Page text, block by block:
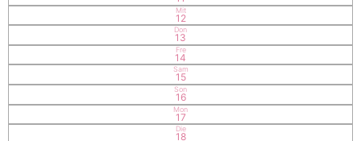
Mit
12
Don
13
Fre
14
Sam
15
Son
16
Mon
17
Die
18